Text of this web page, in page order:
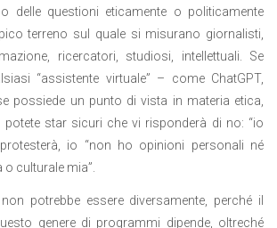
delle questioni eticamente o politicamente
terreno sul quale si misurano giornalisti,
ricercatori, studiosi, intellettuali. Se
“assistente virtuale” – come ChatGPT,
possiede un punto di vista in materia etica,
star sicuri che vi risponderà di no: “io
io “non ho opinioni personali né
culturale mia”.
potrebbe essere diversamente, perché il
genere di programmi dipende, oltreché